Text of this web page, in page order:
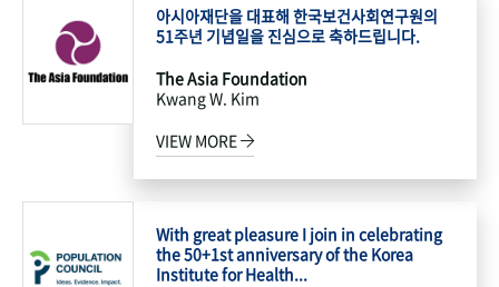
아시아재단을 대표해 한국보건사회연구원의
51주년 기념일을 진심으로 축하드립니다.
The Asia Foundation
Kwang W. Kim
VIEW MORE
With great pleasure I join in celebrating
the 50+1st anniversary of the Korea
Institute for Health...